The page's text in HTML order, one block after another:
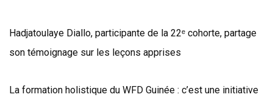
Hadjatoulaye Diallo, participante de la 22ᵉ cohorte, partage
son témoignage sur les leçons apprises
La formation holistique du WFD Guinée : c’est une initiative